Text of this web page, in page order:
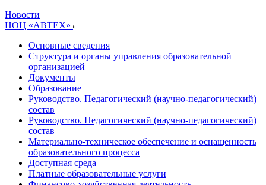
Новости
НОЦ «АВТЕХ»
Основные сведения
Структура и органы управления образовательной
организацией
Документы
Образование
Руководство. Педагогический (научно-педагогический)
состав
Руководство. Педагогический (научно-педагогический)
состав
Материально-техническое обеспечение и оснащенность
образовательного процесса
Доступная среда
Платные образовательные услуги